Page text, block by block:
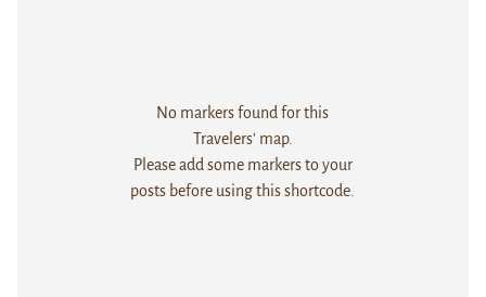
No markers found for this
Travelers' map.
Please add some markers to your
posts before using this shortcode.